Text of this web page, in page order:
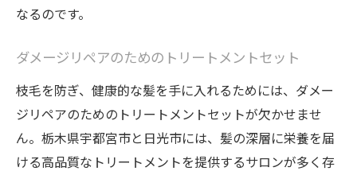
なるのです。
ダメージリペアのためのトリートメントセット
枝毛を防ぎ、健康的な髪を手に入れるためには、ダメー
ジリペアのためのトリートメントセットが欠かせませ
ん。栃木県宇都宮市と日光市には、髪の深層に栄養を届
ける高品質なトリートメントを提供するサロンが多く存